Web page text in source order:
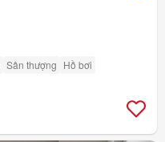
Sân thượng Hồ bơi